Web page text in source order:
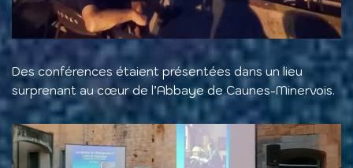
Des conférences étaient présentées dans un lieu
surprenant au cœur de l’Abbaye de Caunes-Minervois.